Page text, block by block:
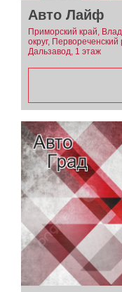
Авто Лайф
Приморский край,
округ,
Дальзавод, 1 этаж